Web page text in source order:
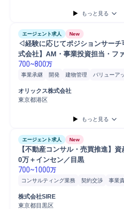
もっと見る
エージェント求人 New
◁経験に応じてポジションサー
式会社】AM・事業投資担当・フ
700~800万
事業承継 開発 建物管理
バリューア
不動産資産運用
購買/調達
プロパティマネジメント
ソーシング 用地
アドバイザリー
用地取得
会計
アセットマネジメント 営業 物
ファイナンス
オリックス株式会社
東京都港区
もっと見る
エージェント求人 New
【不動産コンサル・売買推進】
0万＋インセン／目黒
700~1000万
コンサルティング業務 契約交渉 事業
戦略立案
事業推進
オペレーション構築
株式会社SIRE
東京都目黒区